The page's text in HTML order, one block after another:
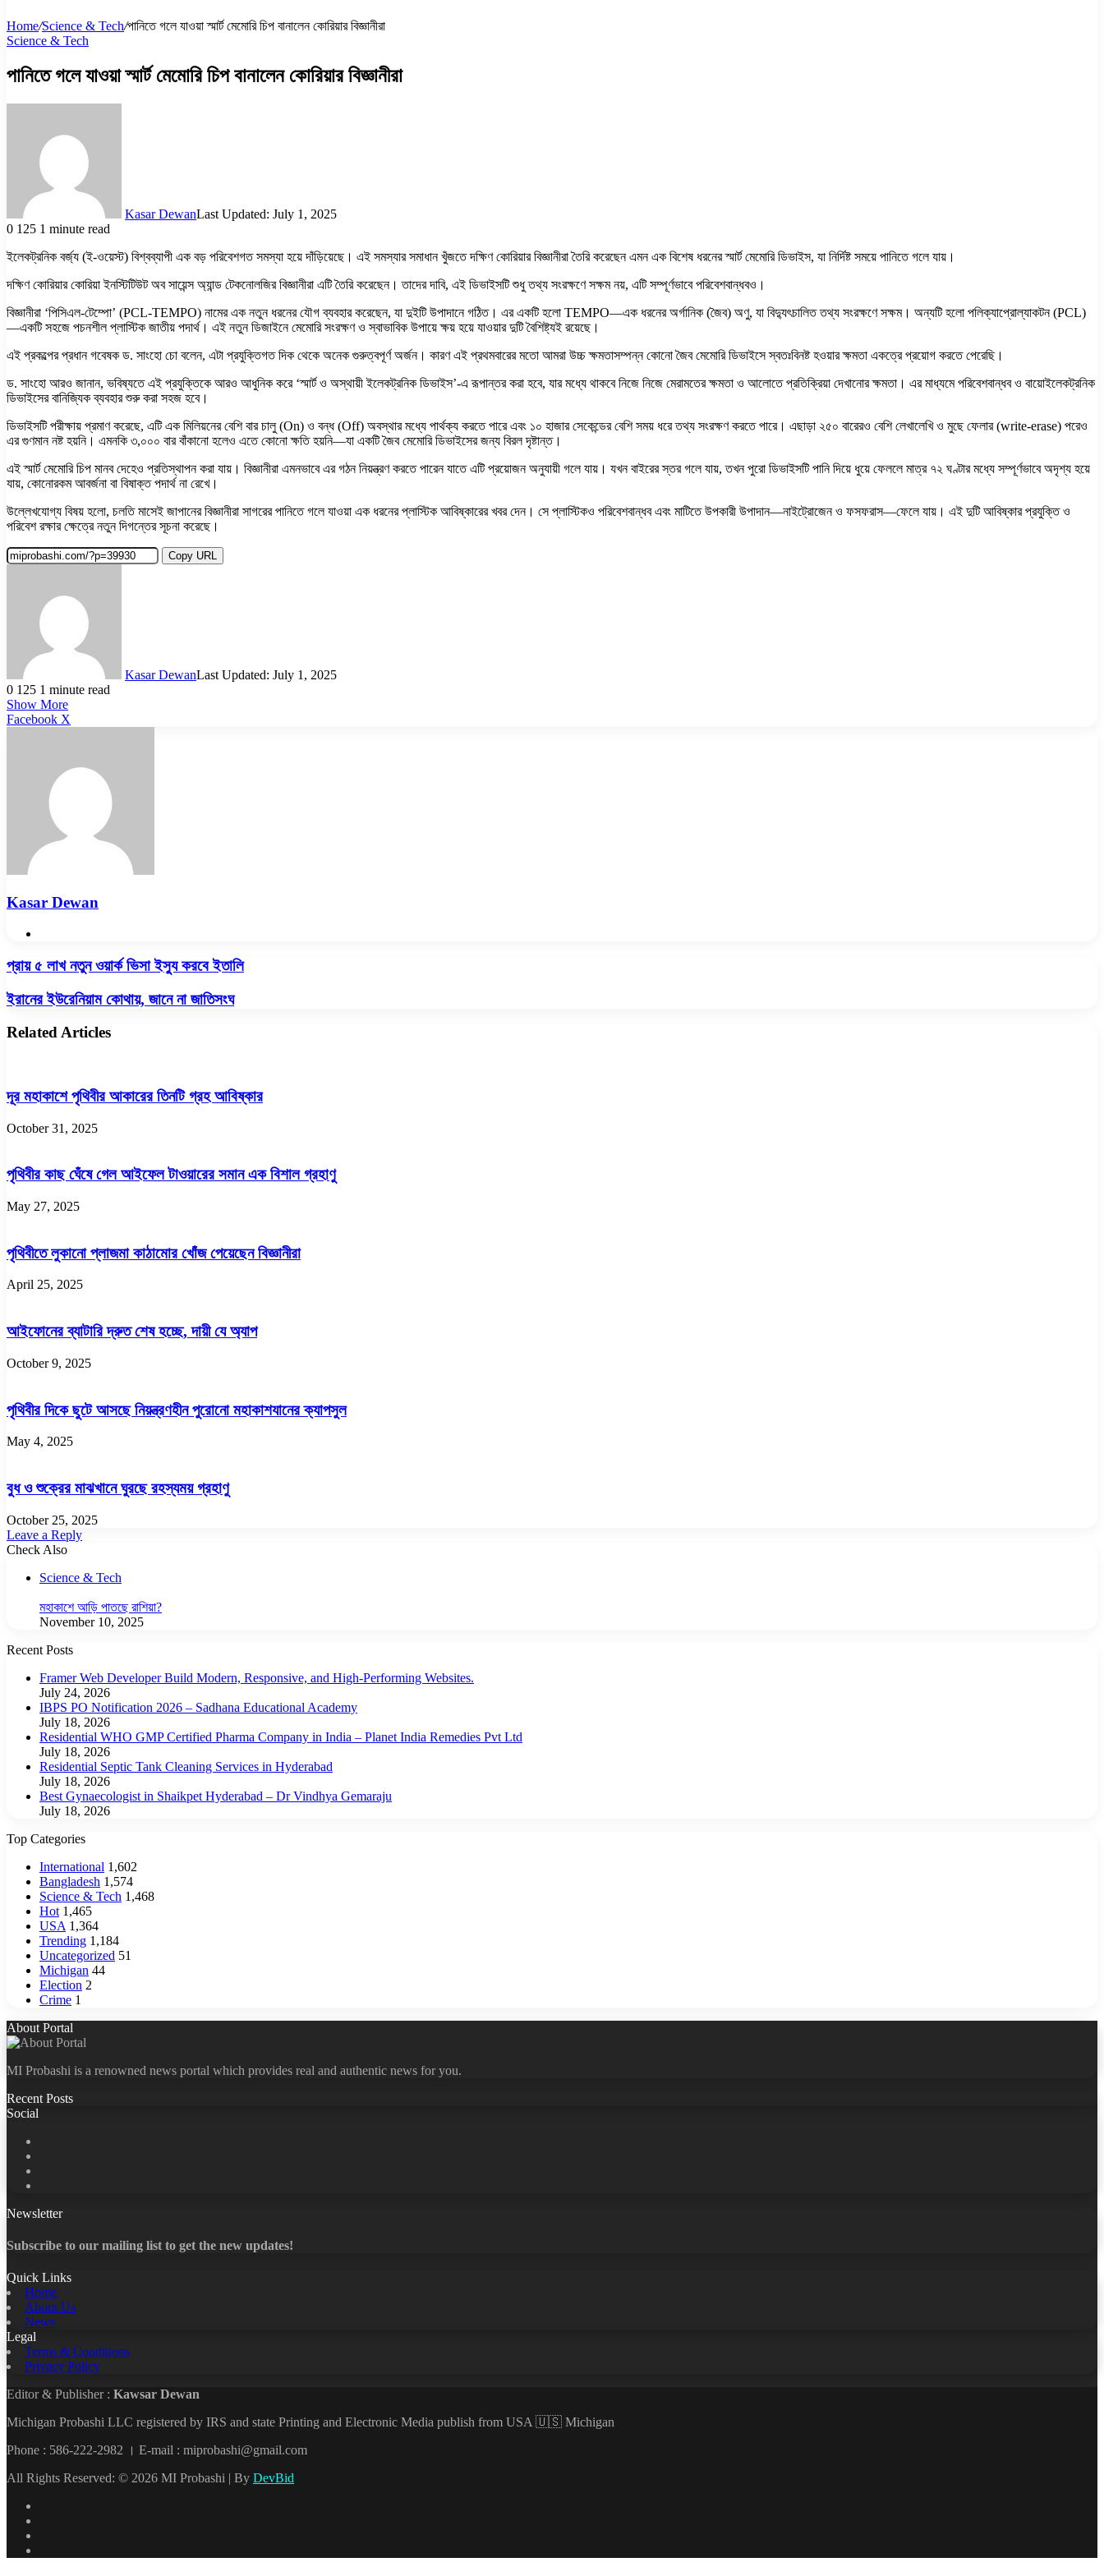
Home/Science & Tech/পানিতে গলে যাওয়া স্মার্ট মেমোরি চিপ বানালেন কোরিয়ার বিজ্ঞানীরা
Science & Tech
পানিতে গলে যাওয়া স্মার্ট মেমোরি চিপ বানালেন কোরিয়ার বিজ্ঞানীরা
Kasar DewanLast Updated: July 1, 2025
0 125 1 minute read
ইলেকট্রনিক বর্জ্য (ই-ওয়েস্ট) বিশ্বব্যাপী এক বড় পরিবেশগত সমস্যা হয়ে দাঁড়িয়েছে। এই সমস্যার সমাধান খুঁজতে দক্ষিণ কোরিয়ার বিজ্ঞানীরা তৈরি করেছেন এমন এক বিশেষ ধরনের স্মার্ট মেমোরি ডিভাইস, যা নির্দিষ্ট সময়ে পানিতে গলে যায়।
দক্ষিণ কোরিয়ার কোরিয়া ইনস্টিটিউট অব সায়েন্স অ্যান্ড টেকনোলজির বিজ্ঞানীরা এটি তৈরি করেছেন। তাদের দাবি, এই ডিভাইসটি শুধু তথ্য সংরক্ষণে সক্ষম নয়, এটি সম্পূর্ণভাবে পরিবেশবান্ধবও।
বিজ্ঞানীরা ‘পিসিএল-টেম্পো’ (PCL-TEMPO) নামের এক নতুন ধরনের যৌগ ব্যবহার করেছেন, যা দুইটি উপাদানে গঠিত। এর একটি হলো TEMPO—এক ধরনের অর্গানিক (জৈব) অণু, যা বিদ্যুৎচালিত তথ্য সংরক্ষণে সক্ষম। অন্যটি হলো পলিক্যাপ্রোল্যাকটন (PCL)
—একটি সহজে পচনশীল প্লাস্টিক জাতীয় পদার্থ। এই নতুন ডিজাইনে মেমোরি সংরক্ষণ ও স্বাভাবিক উপায়ে ক্ষয় হয়ে যাওয়ার দুটি বৈশিষ্ট্যই রয়েছে।
এই প্রকল্পের প্রধান গবেষক ড. সাংহো চো বলেন, এটা প্রযুক্তিগত দিক থেকে অনেক গুরুত্বপূর্ণ অর্জন। কারণ এই প্রথমবারের মতো আমরা উচ্চ ক্ষমতাসম্পন্ন কোনো জৈব মেমোরি ডিভাইসে স্বতঃবিনষ্ট হওয়ার ক্ষমতা একত্রে প্রয়োগ করতে পেরেছি।
ড. সাংহো আরও জানান, ভবিষ্যতে এই প্রযুক্তিকে আরও আধুনিক করে ‘স্মার্ট ও অস্থায়ী ইলেকট্রনিক ডিভাইস’-এ রূপান্তর করা হবে, যার মধ্যে থাকবে নিজে নিজে মেরামতের ক্ষমতা ও আলোতে প্রতিক্রিয়া দেখানোর ক্ষমতা। এর মাধ্যমে পরিবেশবান্ধব ও বায়োইলেকট্রনিক
ডিভাইসের বানিজ্যিক ব্যবহার শুরু করা সহজ হবে।
ডিভাইসটি পরীক্ষায় প্রমাণ করেছে, এটি এক মিলিয়নের বেশি বার চালু (On) ও বন্ধ (Off) অবস্থার মধ্যে পার্থক্য করতে পারে এবং ১০ হাজার সেকেন্ডের বেশি সময় ধরে তথ্য সংরক্ষণ করতে পারে। এছাড়া ২৫০ বারেরও বেশি লেখালেখি ও মুছে ফেলার (write-erase) পরেও
এর গুণমান নষ্ট হয়নি। এমনকি ৩,০০০ বার বাঁকানো হলেও এতে কোনো ক্ষতি হয়নি—যা একটি জৈব মেমোরি ডিভাইসের জন্য বিরল দৃষ্টান্ত।
এই স্মার্ট মেমোরি চিপ মানব দেহেও প্রতিস্থাপন করা যায়। বিজ্ঞানীরা এমনভাবে এর গঠন নিয়ন্ত্রণ করতে পারেন যাতে এটি প্রয়োজন অনুযায়ী গলে যায়। যখন বাইরের স্তর গলে যায়, তখন পুরো ডিভাইসটি পানি দিয়ে ধুয়ে ফেললে মাত্র ৭২ ঘণ্টার মধ্যে সম্পূর্ণভাবে অদৃশ্য হয়ে
যায়, কোনোরকম আবর্জনা বা বিষাক্ত পদার্থ না রেখে।
উল্লেখযোগ্য বিষয় হলো, চলতি মাসেই জাপানের বিজ্ঞানীরা সাগরের পানিতে গলে যাওয়া এক ধরনের প্লাস্টিক আবিষ্কারের খবর দেন। সে প্লাস্টিকও পরিবেশবান্ধব এবং মাটিতে উপকারী উপাদান—নাইট্রোজেন ও ফসফরাস—ফেলে যায়। এই দুটি আবিষ্কার প্রযুক্তি ও
পরিবেশ রক্ষার ক্ষেত্রে নতুন দিগন্তের সূচনা করেছে।
Copy URL
Kasar DewanLast Updated: July 1, 2025
0 125 1 minute read
Show More
Facebook X
Kasar Dewan
প্রায়
লাখ
নতুন
ভিসা
প্রায় ৫ লাখ নতুন ওয়ার্ক ভিসা ইস্যু করবে ইতালি
ইরানের
কোথায়,
জানে
ইরানের ইউরেনিয়াম কোথায়, জানে না জাতিসংঘ
Related Articles
দূর মহাকাশে পৃথিবীর আকারের তিনটি গ্রহ আবিষ্কার
October 31, 2025
পৃথিবীর কাছ ঘেঁষে গেল আইফেল টাওয়ারের সমান এক বিশাল গ্রহাণু
May 27, 2025
পৃথিবীতে লুকানো প্লাজমা কাঠামোর খোঁজ পেয়েছেন বিজ্ঞানীরা
April 25, 2025
আইফোনের ব্যাটারি দ্রুত শেষ হচ্ছে, দায়ী যে অ্যাপ
October 9, 2025
পৃথিবীর দিকে ছুটে আসছে নিয়ন্ত্রণহীন পুরোনো মহাকাশযানের ক্যাপসুল
May 4, 2025
বুধ ও শুক্রের মাঝখানে ঘুরছে রহস্যময় গ্রহাণু
October 25, 2025
Leave a Reply
Check Also
Science & Tech
মহাকাশে আড়ি পাতছে রাশিয়া?
November 10, 2025
Recent Posts
Framer Web Developer Build Modern, Responsive, and High-Performing Websites.
July 24, 2026
IBPS PO Notification 2026 – Sadhana Educational Academy
July 18, 2026
Residential WHO GMP Certified Pharma Company in India – Planet India Remedies Pvt Ltd
July 18, 2026
Residential Septic Tank Cleaning Services in Hyderabad
July 18, 2026
Best Gynaecologist in Shaikpet Hyderabad – Dr Vindhya Gemaraju
July 18, 2026
Top Categories
International 1,602
Bangladesh 1,574
Science & Tech 1,468
Hot 1,465
USA 1,364
Trending 1,184
Uncategorized 51
Michigan 44
Election 2
Crime 1
About Portal
MI Probashi is a renowned news portal which provides real and authentic news for you.
Recent Posts
Social
Newsletter
Subscribe to our mailing list to get the new updates!
Quick Links
Home
About Us
News
Legal
Terms & Conditions
Privacy Policy
Editor & Publisher : Kawsar Dewan
Michigan Probashi LLC registered by IRS and state Printing and Electronic Media publish from USA 🇺🇸 Michigan
Phone : 586-222-2982 । E-mail : miprobashi@gmail.com
All Rights Reserved: © 2026 MI Probashi | By DevBid